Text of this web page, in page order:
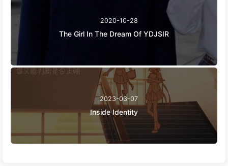
2020-10-28
The Girl In The Dream Of YDJSIR
2023-03-07
Inside Identity